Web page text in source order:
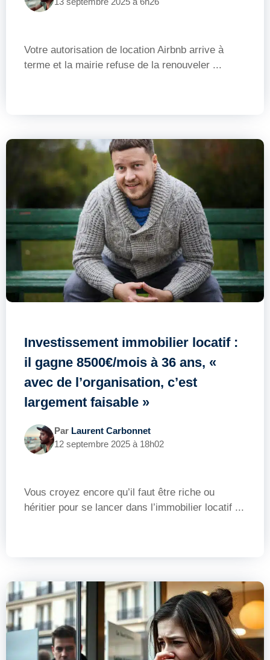
Votre autorisation de location Airbnb arrive à
terme et la mairie refuse de la renouveler ...
Investissement immobilier locatif :
il gagne 8500€/mois à 36 ans, «
avec de l’organisation, c’est
largement faisable »
Par Laurent Carbonnet
12 septembre 2025 à 18h02
Vous croyez encore qu’il faut être riche ou
héritier pour se lancer dans l’immobilier locatif ...